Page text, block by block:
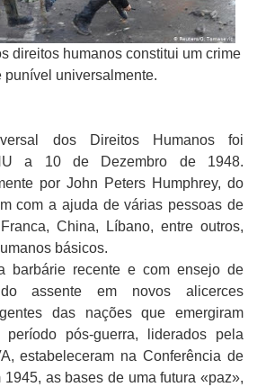
direitos humanos constitui um crime
punível universalmente.
dos Direitos Humanos foi
a 10 de Dezembro de 1948.
por John Peters Humphrey, do
com a ajuda de várias pessoas de
China, Líbano, entre outros,
básicos.
recente e com ensejo de
assente em novos alicerces
das nações que emergiram
pós-guerra, liderados pela
estabeleceram na Conferência de
as bases de uma futura «paz»,